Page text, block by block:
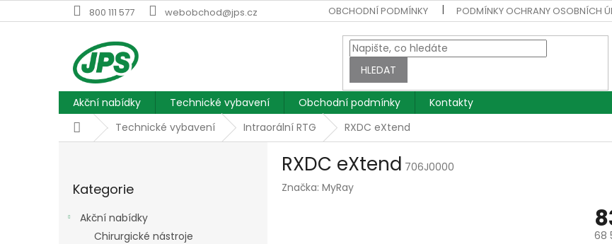
na
800 111 577 webobchod@jps.cz OBCHODNÍ PODMÍNKY PODMÍNKY OCHRANY OSOBNÍCH
HLEDAT
Akční nabídky Technické vybavení Obchodní podmínky
Kontakty
DomůTechnické vybavení Intraorální RTG RXDC eXtend
kategorie
Kategorie
Akční nabídky
Chirurgické nástroje
RXDC eXtend 706J0000
Značka: MyRay
68